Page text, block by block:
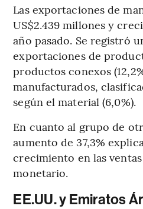
Las exportaciones de
US$2.439 millones y
año pasado. Se registró
exportaciones de
productos conexos
manufacturados,
según el material (6,0%).
En cuanto al grupo de
aumento de 37,3%
crecimiento en las
monetario.
EE.UU. y Emiratos